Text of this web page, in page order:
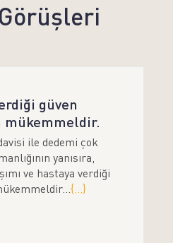
güven
mükemmeldir.
ile dedemi çok
yanısıra,
ve hastaya verdiği
{...}